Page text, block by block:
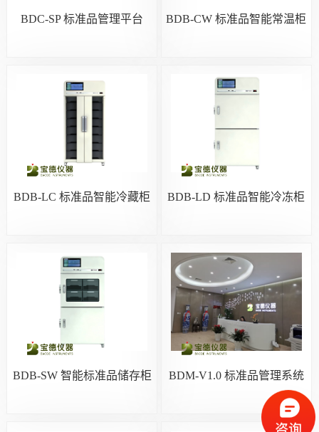
BDC-SP 标准品管理平台 BDB-CW 标准品智能常温柜
BDB-LC 标准品智能冷藏柜 BDB-LD 标准品智能冷冻柜
BDB-SW 智能标准品储存柜 BDM-V1.0 标准品管理系统